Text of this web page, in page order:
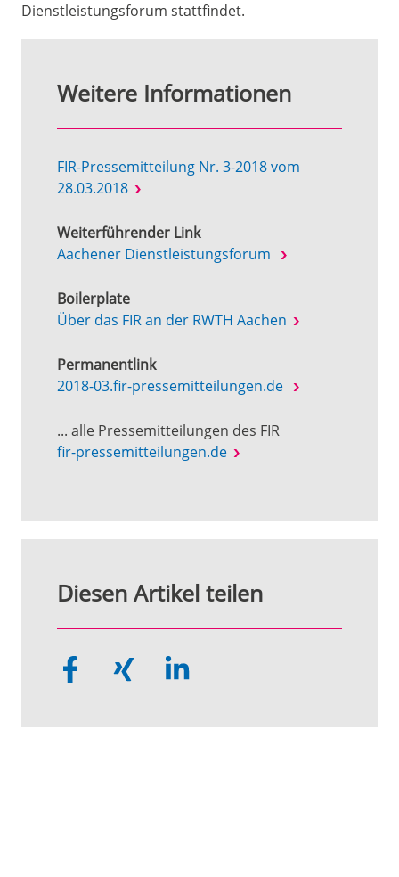
Dienstleistungsforum stattfindet.
Weitere Informationen
FIR-Pressemitteilung Nr. 3-2018 vom
28.03.2018
Weiterführender Link
Aachener Dienstleistungsforum
Boilerplate
Über das FIR an der RWTH Aachen
Permanentlink
2018-03.fir-pressemitteilungen.de
... alle Pressemitteilungen des FIR
fir-pressemitteilungen.de
Diesen Artikel teilen